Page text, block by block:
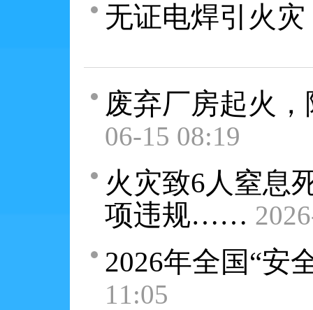
无证电焊引火
废弃厂房起火
06-15 08:19
火灾致6人窒息
项违规……
2026年全国“安
11:05